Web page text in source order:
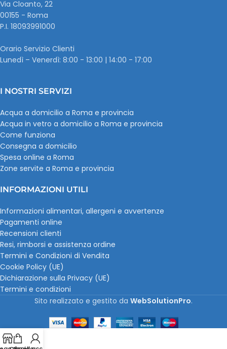
Via Cloanto, 22
00155 - Roma
P.I. ‭18093991000
Orario Servizio Clienti
Lunedì – Venerdì: 8:00 - 13:00 | 14:00 - 17:00
I NOSTRI SERVIZI
Acqua a domicilio a Roma e provincia
Acqua in vetro a domicilio a Roma e provincia
Come funziona
Consegna a domicilio
Spesa online a Roma
Zone servite a Roma e provincia
INFORMAZIONI UTILI
Informazioni alimentari, allergeni e avvertenze
Pagamenti online
Recensioni clienti
Resi, rimborsi e assistenza ordine
Termini e Condizioni di Vendita
Cookie Policy (UE)
Dichiarazione sulla Privacy (UE)
Termini e condizioni
Sito realizzato e gestito da WebSolutionPro.